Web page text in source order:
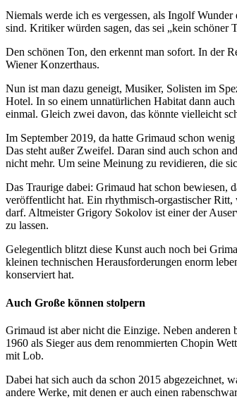
Niemals werde ich es vergessen, als Ingolf
sind. Kritiker würden sagen, das sei „kein schöner
Den schönen Ton, den erkennt man sofort. In der
Wiener Konzerthaus.
Nun ist man dazu geneigt, Musiker, Solisten im
Hotel. In so einem unnatürlichen Habitat dann
einmal. Gleich zwei davon, das könnte vielleicht
Im September 2019, da hatte Grimaud schon
Das steht außer Zweifel. Daran sind auch schon
nicht mehr. Um seine Meinung zu revidieren, die
Das Traurige dabei: Grimaud hat schon bewiesen,
veröffentlicht hat. Ein rhythmisch-orgastischer Ritt,
darf. Altmeister Grigory Sokolov ist einer der
zu lassen.
Gelegentlich blitzt diese Kunst auch noch bei
kleinen technischen Herausforderungen enorm
konserviert hat.
Auch Große können stolpern
Grimaud ist aber nicht die Einzige. Neben
1960 als Sieger aus dem renommierten Chopin
mit Lob.
Dabei hat sich auch da schon 2015 abgezeichnet,
andere Werke, mit denen er auch einen